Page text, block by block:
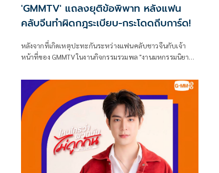
'GMMTV' แถลงยุติข้อพิพาท หลังแฟน
คลับจีนทำผิดกฎระเบียบ-กระโดดถีบการ์ด!
หลังจากที่เกิดเหตุปะทะกันระหว่างแฟนคลับชาวจีนกับเจ้า
หน้าที่ของ GMMTV ในงานกิจกรรมรวมพล "งานมหกรรมนิยาย
ระเบียบของงาน โดยแฟนคลับชาวไทยหลายคนมีการโพสต์ถึง
เหตุการร์ดังกล่าวเต็มโซเชียล